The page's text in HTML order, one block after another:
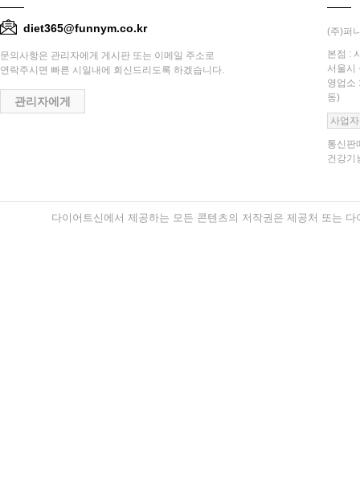
diet365@funnym.co.kr
문의사항은 관리자에게 게시판 또는 이메일 주소로
연락주시면 빠른 시일내에 회신드리도록 하겠습니다.
관리자에게
(주)퍼
본점 :
서울시
영업소
동)
사업
통신판
건강기
다이어트신에서 제공하는 모든 콘텐츠의 저작권은 제공처 또는